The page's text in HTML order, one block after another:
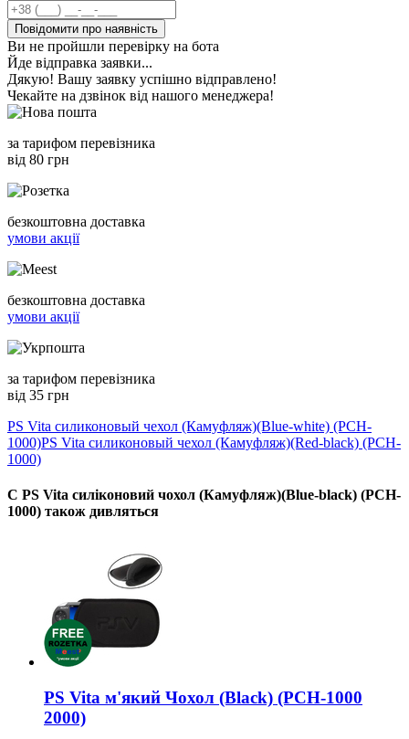
Повідомити про наявність
Ви не пройшли перевірку на бота
Йде відправка заявки...
Дякую! Вашу заявку успішно відправлено!
Чекайте на дзвінок від нашого менеджера!
за тарифом перевізника
від 80 грн
безкоштовна доставка
умови акції
безкоштовна доставка
умови акції
за тарифом перевізника
від 35 грн
PS Vita силиконовый чехол (Камуфляж)(Blue-white) (PCH-
1000)PS Vita силиконовый чехол (Камуфляж)(Red-black) (PCH-
1000)
С PS Vita силіконовий чохол (Камуфляж)(Blue-black) (PCH-
1000) також дивляться
PS Vita м'який Чохол (Black) (PCH-1000
2000)